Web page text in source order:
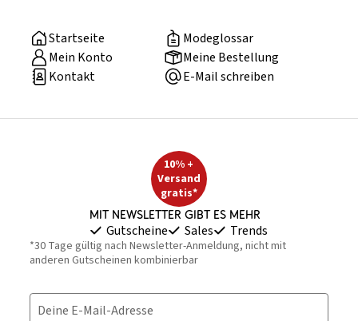
Startseite
Modeglossar
Mein Konto
Meine Bestellung
Kontakt
E-Mail schreiben
10% +
Versand
gratis*
Mit Newsletter gibt es mehr
Gutscheine Sales Trends
*30 Tage gültig nach Newsletter-Anmeldung, nicht mit
anderen Gutscheinen kombinierbar
Deine E-Mail-Adresse